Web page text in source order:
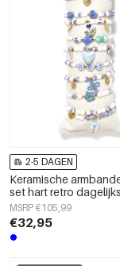
2-5 DAGEN
Keramische
set hart retro
etnische serie dames
MSRP €105,99
€32,95